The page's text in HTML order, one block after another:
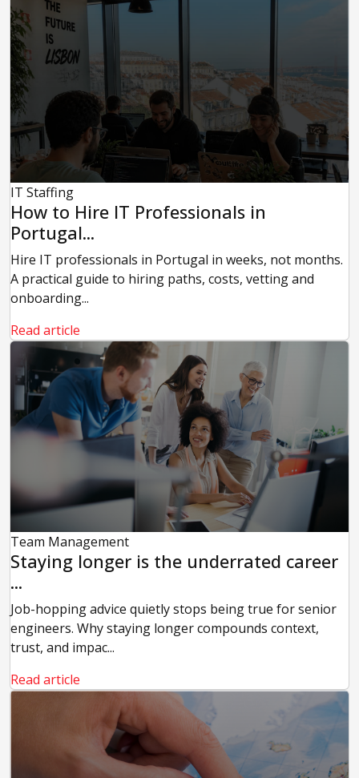
IT Staffing
How to Hire IT Professionals in
Portugal...
Hire IT professionals in Portugal in weeks, not months.
A practical guide to hiring paths, costs, vetting and
onboarding...
Read article
Team Management
Staying longer is the underrated career
...
Job-hopping advice quietly stops being true for senior
engineers. Why staying longer compounds context,
trust, and impac...
Read article